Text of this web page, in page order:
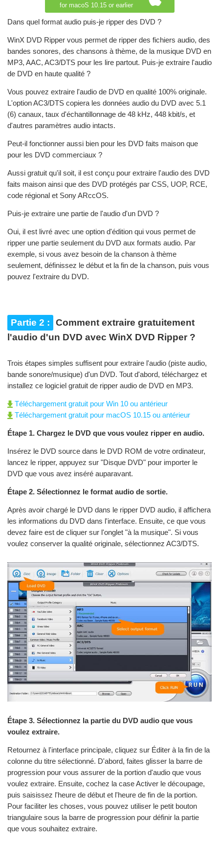
for macoS 10.15 or earlier
Dans quel format audio puis-je ripper des DVD ?
WinX DVD Ripper vous permet de ripper des fichiers audio, des
bandes sonores, des chansons à thème, de la musique DVD en
MP3, AAC, AC3/DTS pour les lire partout. Puis-je extraire l'audio
de DVD en haute qualité ?
Vous pouvez extraire l'audio de DVD en qualité 100% originale.
L'option AC3/DTS copiera les données audio du DVD avec 5.1
(6) canaux, taux d'échantillonnage de 48 kHz, 448 kbit/s, et
d'autres paramètres audio intacts.
Peut-il fonctionner aussi bien pour les DVD faits maison que
pour les DVD commerciaux ?
Aussi gratuit qu'il soit, il est conçu pour extraire l'audio des DVD
faits maison ainsi que des DVD protégés par CSS, UOP, RCE,
code régional et Sony ARccOS.
Puis-je extraire une partie de l'audio d'un DVD ?
Oui, il est livré avec une option d'édition qui vous permet de
ripper une partie seulement du DVD aux formats audio. Par
exemple, si vous avez besoin de la chanson à thème
seulement, définissez le début et la fin de la chanson, puis vous
pouvez l'extraire du DVD.
Partie 2 :
Comment extraire gratuitement
l'audio d'un DVD avec WinX DVD Ripper ?
Trois étapes simples suffisent pour extraire l'audio (piste audio,
bande sonore/musique) d'un DVD. Tout d'abord, téléchargez et
installez ce logiciel gratuit de ripper audio de DVD en MP3.
Téléchargement gratuit pour Win 10 ou antérieur
Téléchargement gratuit pour macOS 10.15 ou antérieur
Étape 1. Chargez le DVD que vous voulez ripper en audio.
Insérez le DVD source dans le DVD ROM de votre ordinateur,
lancez le ripper, appuyez sur "Disque DVD" pour importer le
DVD que vous avez inséré auparavant.
Étape 2. Sélectionnez le format audio de sortie.
Après avoir chargé le DVD dans le ripper DVD audio, il affichera
les informations du DVD dans l'interface. Ensuite, ce que vous
devez faire est de cliquer sur l'onglet "à la musique". Si vous
voulez conserver la qualité originale, sélectionnez AC3/DTS.
Étape 3. Sélectionnez la partie du DVD audio que vous
voulez extraire.
Retournez à l'interface principale, cliquez sur Éditer à la fin de la
colonne du titre sélectionné. D'abord, faites glisser la barre de
progression pour vous assurer de la portion d'audio que vous
voulez extraire. Ensuite, cochez la case Activer le découpage,
puis saisissez l'heure de début et l'heure de fin de la portion.
Pour faciliter les choses, vous pouvez utiliser le petit bouton
triangulaire sous la barre de progression pour définir la partie
que vous souhaitez extraire.